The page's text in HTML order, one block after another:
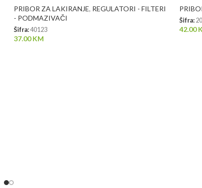
PRIBOR ZA LAKIRANJE, REGULATORI - FILTERI
- PODMAZIVAČI
Šifra:40123
37.00KM
Šifra:
42.00